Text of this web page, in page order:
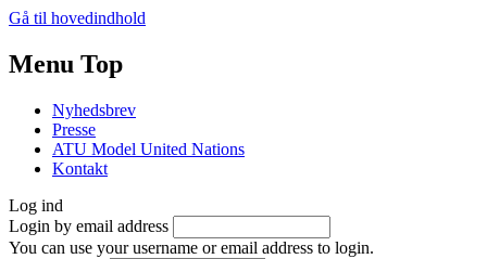
Gå til hovedindhold
Menu Top
Nyhedsbrev
Presse
ATU Model United Nations
Kontakt
Log ind
Login by email address
You can use your username or email address to login.